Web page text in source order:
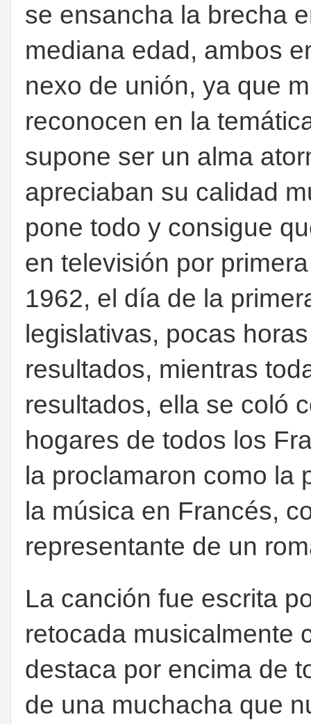
se ensancha la brecha
mediana edad, ambos
nexo de unión, ya que
reconocen en la
supone ser un alma
apreciaban su calidad
pone todo y consigue
en televisión por
1962, el día de la
legislativas, pocas
resultados, mientras
resultados, ella se coló
hogares de todos los
la proclamaron como la
la música en Francés,
representante de un
La canción fue escrita
retocada musicalmente
destaca por encima de
de una muchacha que